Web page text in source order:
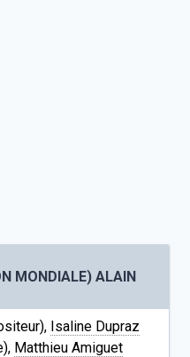
MONDIALE) ALAIN
Isaline Dupraz
Matthieu Amiguet